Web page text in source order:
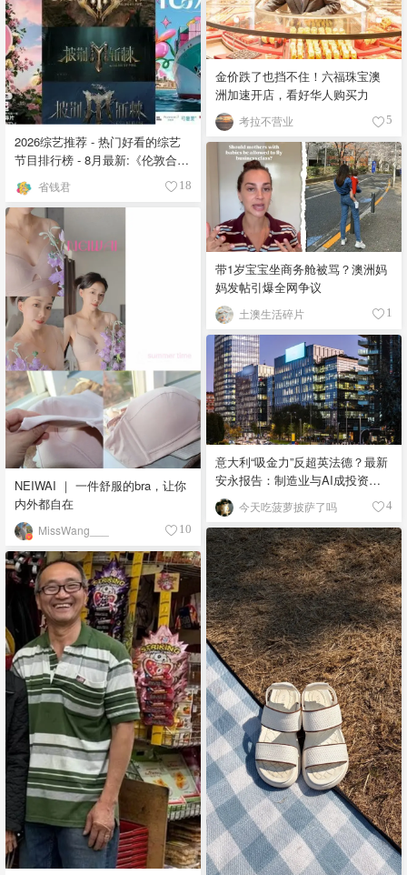
2026综艺推荐 - 热门好看的综艺
节目排行榜 - 8月最新:《​​伦敦合伙
人》回归啦
省钱君 18
金价跌了也挡不住！六福珠宝澳
洲加速开店，看好华人购买力
考拉不营业 5
带1岁宝宝坐商务舱被骂？澳洲妈
妈发帖引爆全网争议
土澳生活碎片 1
NEIWAI ｜ 一件舒服的bra，让你
内外都自在
MissWang___ 10
意大利“吸金力”反超英法德？最新
安永报告：制造业与AI成投资新
宠！ 今天吃菠萝披萨了吗 4